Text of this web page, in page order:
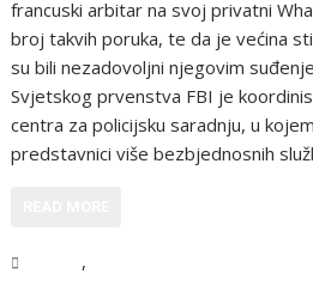
francuski arbitar na svoj privatni
broj takvih poruka, te da je većina
su bili nezadovoljni njegovim
Svjetskog prvenstva FBI je
centra za policijsku saradnju, u
predstavnici više bezbjednosnih
,